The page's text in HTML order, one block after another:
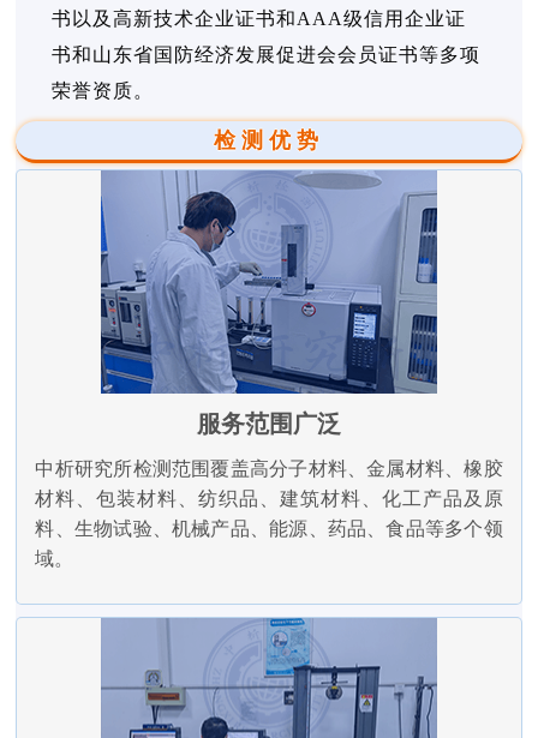
书以及高新技术企业证书和AAA级信用企业证
书和山东省国防经济发展促进会会员证书等多项
荣誉资质。
检测优势
服务范围广泛
中析研究所检测范围覆盖高分子材料、金属材料、橡胶
材料、包装材料、纺织品、建筑材料、化工产品及原
料、生物试验、机械产品、能源、药品、食品等多个领
域。